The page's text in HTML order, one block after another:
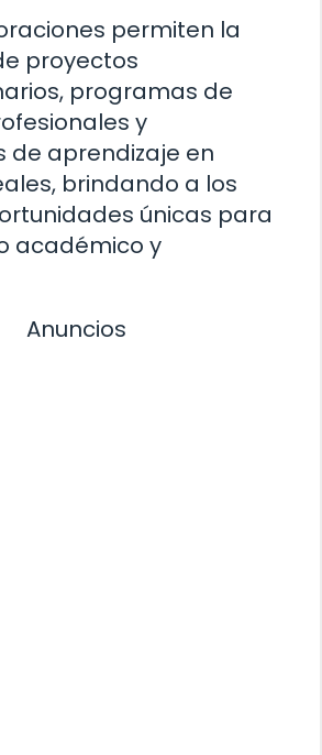
permiten la
proyectos
programas de
y
de aprendizaje en
brindando a los
únicas para
académico y
Anuncios